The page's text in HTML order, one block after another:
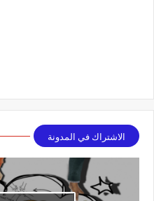
الاشتراك في المدونة